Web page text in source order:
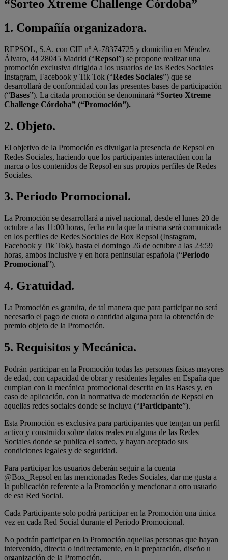
“Sorteo Xtreme Challenge Córdoba”
1. Compañía organizadora.
REPSOL, S.A. con CIF nº A-78374725 y domicilio en Méndez
Álvaro, 44 28045 Madrid (“Repsol”) se propone realizar una
promoción exclusiva dirigida a los usuarios de las Redes Sociales
Instagram, Facebook y Tik Tok (“Redes Sociales”) que se
desarrollará de conformidad con las presentes bases de participación
(“Bases”). La citada promoción se denominará “Sorteo Xtreme
Challenge Córdoba” (“Promoción”).
2. Objeto.
El objetivo de la Promoción es divulgar la presencia de Repsol en
Redes Sociales, haciendo que los participantes interactúen con la
marca o los contenidos de Repsol en sus propios perfiles de Redes
Sociales.
3. Periodo Promocional.
La Promoción se desarrollará a nivel nacional, desde el lunes 20 de
octubre a las 11:00 horas, fecha en la que la misma será comunicada
en los perfiles de Redes Sociales de Box Repsol (Instagram,
Facebook y Tik Tok), hasta el domingo 26 de octubre a las 23:59
horas, ambos inclusive y en hora peninsular española (“Periodo
Promocional”).
4. Gratuidad.
La Promoción es gratuita, de tal manera que para participar no será
necesario el pago de cuota o cantidad alguna para la obtención de
premio objeto de la Promoción.
5. Requisitos y Mecánica.
Podrán participar en la Promoción todas las personas físicas mayores
de edad, con capacidad de obrar y residentes legales en España que
cumplan con la mecánica promocional descrita en las Bases y, en
caso de aplicación, con la normativa de moderación de Repsol en
aquellas redes sociales donde se incluya (“Participante”).
Esta Promoción es exclusiva para participantes que tengan un perfil
activo y construido sobre datos reales en alguna de las Redes
Sociales donde se publica el sorteo, y hayan aceptado sus
condiciones legales y de seguridad.
Para participar los usuarios deberán seguir a la cuenta
@Box_Repsol en las mencionadas Redes Sociales, dar me gusta a
la publicación referente a la Promoción y mencionar a otro usuario
de esa Red Social.
Cada Participante solo podrá participar en la Promoción una única
vez en cada Red Social durante el Periodo Promocional.
No podrán participar en la Promoción aquellas personas que hayan
intervenido, directa o indirectamente, en la preparación, diseño u
organización de la Promoción.